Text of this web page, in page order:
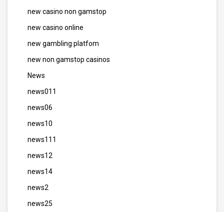
new casino non gamstop
new casino online
new gambling platfom
new non gamstop casinos
News
news011
news06
news10
news111
news12
news14
news2
news25